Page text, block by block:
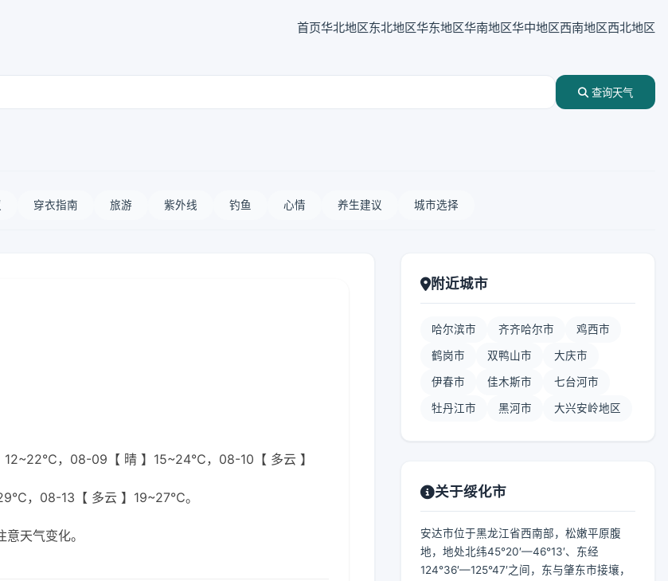
首页华北地区东北地区华东地区华南地区华中地区西南地区西北地区
查询天气
穿衣指南 旅游 紫外线 钓鱼 心情 养生建议 城市选择
，08-09【 晴 】15~24℃，08-10【 多云 】
，08-13【 多云 】19~27℃。
天气变化。
附近城市
哈尔滨市 齐齐哈尔市 鸡西市
鹤岗市 双鸭山市 大庆市
伊春市 佳木斯市 七台河市
牡丹江市 黑河市 大兴安岭地区
关于绥化市
安达市位于黑龙江省西南部，松嫩平原腹
地，地处北纬45°20′—46°13′、东经
124°36′—125°47′之间，东与肇东市接壤，